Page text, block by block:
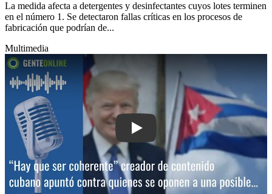
La medida afecta a detergentes y desinfectantes cuyos lotes terminen
en el número 1. Se detectaron fallas críticas en los procesos de
fabricación que podrían de...
Multimedia
Play: “Hay que ser coherente”: